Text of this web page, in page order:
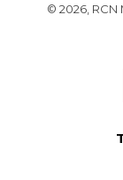
© 2026,